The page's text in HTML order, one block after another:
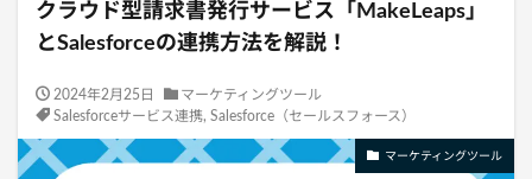
クラウド型請求書発行サービス「MakeLeaps」
とSalesforceの連携方法を解説！
2024年2月25日
マーケティングツール
Salesforceサービス連携, Salesforce（セールスフォース）
マーケティングツール